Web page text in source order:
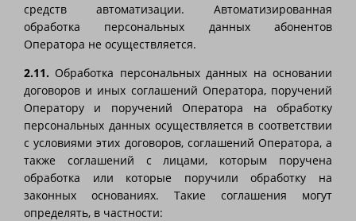
средств автоматизации. Автоматизированная
обработка персональных данных абонентов
Оператора не осуществляется.
2.11. Обработка персональных данных на основании
договоров и иных соглашений Оператора, поручений
Оператору и поручений Оператора на обработку
персональных данных осуществляется в соответствии
с условиями этих договоров, соглашений Оператора, а
также соглашений с лицами, которым поручена
обработка или которые поручили обработку на
законных основаниях. Такие соглашения могут
определять, в частности: